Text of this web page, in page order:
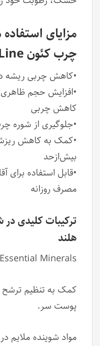
مزایای
چرب کئون KUUNE Care Line
•کاهش چربی ریشه
•افزایش حجم
کاهش چربی
•جلوگیری از شوره
•کمک به کاهش
بیش‌ازحد
•قابل استفاده برای
مصرف روزانه
ترکیبات کلیدی
هلند
Essential Minerals
کمک به تنظیم
پوست سر.
مواد شوینده ملایم